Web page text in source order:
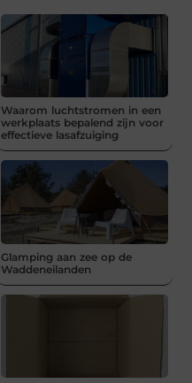
Waarom luchtstromen in een
werkplaats bepalend zijn voor
effectieve lasafzuiging
Glamping aan zee op de
Waddeneilanden